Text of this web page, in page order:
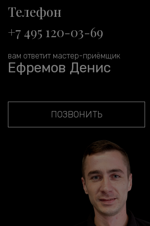
Телефон
+7 495 120-03-69
вам ответит мастер-приёмщик
Ефремов Денис
ПОЗВОНИТЬ